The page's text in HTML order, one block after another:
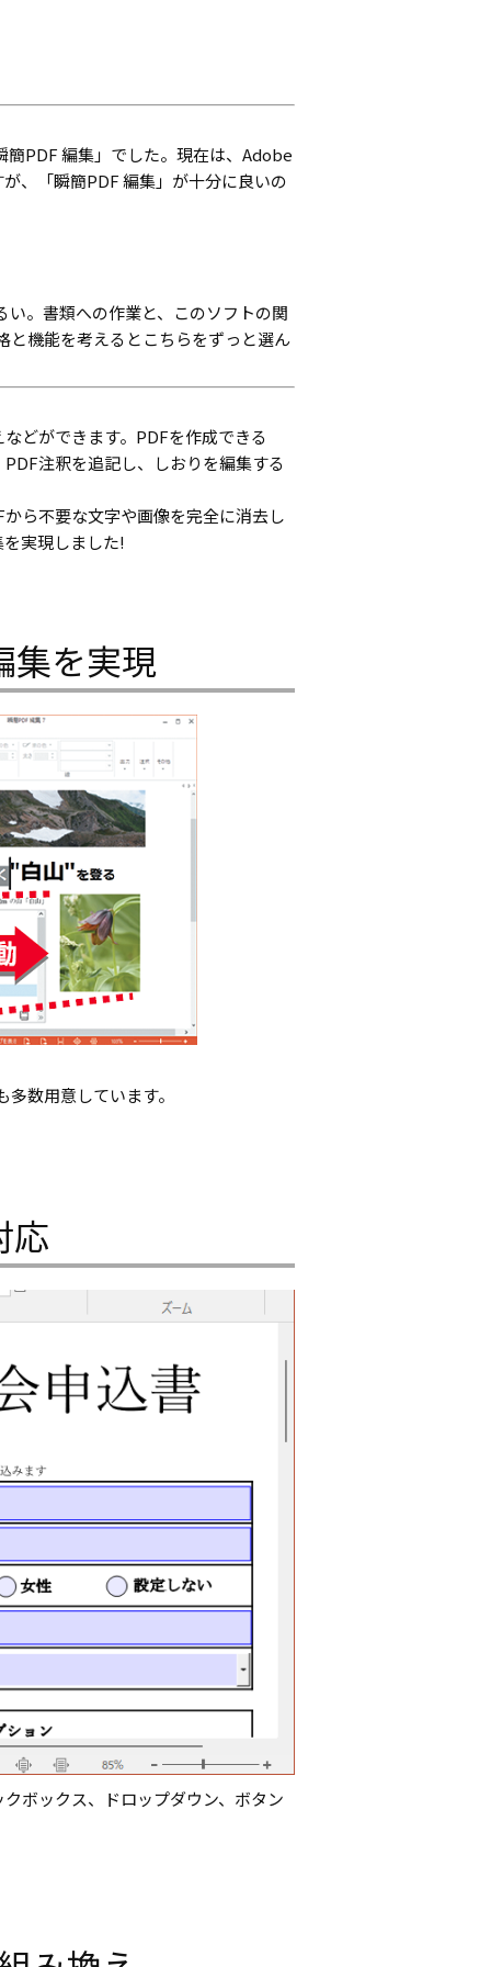
PDF 編集」でした。現在は、Adobe
、「瞬簡PDF 編集」が十分に良いの
。書類への作業と、このソフトの関
と機能を考えるとこちらをずっと選ん
どができます。PDFを作成できる
注釈を追記し、しおりを編集する
ら不要な文字や画像を完全に消去し
実現しました!
集を実現
数用意しています。
応
ボックス、ドロップダウン、ボタン